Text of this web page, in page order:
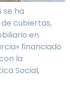
se ha
cubiertas,
en
financiado
la
Social,